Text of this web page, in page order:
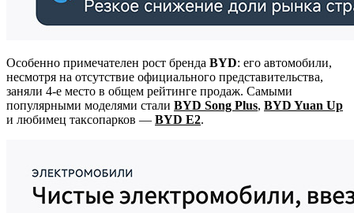
Особенно примечателен рост бренда BYD: его автомобили,
несмотря на отсутствие официального представительства,
заняли 4-е место в общем рейтинге продаж. Самыми
популярными моделями стали BYD Song Plus, BYD Yuan Up
и любимец таксопарков — BYD E2.